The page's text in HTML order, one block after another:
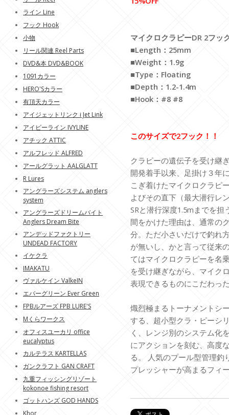
マイクロクラピーDR 2フッ
■Length：25mm
■Weight：1.9g
■Type：Floating
■Depth：1.2-1.4m
■Hook：#8 #8
このサイズで2フック！！
クラピーの遺伝子を受け継
開発着手以来、足掛け３年
こぎ着けたマイクロクラピ
よびその直下（最大潜行レ
SRと潜行深度1.5mまでを
間をかけた理由は、通常の
分。ただ小さいだけで釣れ
が無いし、かと言って従来
てはマイクロクラピーを名
を受け継ぎながら、マイク
表現できるものにこだわっ
熾烈極まるトーナメントシ
する、超小型クラ・ピーシ
く、レンジ別のシステム化
にアクションを刻む、高度
る。 人気のプール型管理釣
プレッシャーが高まるフィ
ライン Line
フック Hook
小物
リール関連 Reel Parts
DVD&本 DVD&BOOK
1091カラー
HERO'Sカラー
有頂天カラー
アイジェットリンク i Jet Link
アイビーライン IVYLINE
アチック ATTIC
アルフレッド ALFRED
アールグラット AALGLATT
R Lures
アングラーズシステム anglers
system
アングラーズドリームバイト
Anglers Dream Bite
アンデッドファクトリー
UNDEAD FACTORY
イケクラ
IMAKATU
ヴァルケイン ValkeIN
エバーグリーン Ever Green
FPBルアーズ FPB LURE'S
Mくらワークス
オフィスユーカリ office
eucalyptus
カルテラス KARTELLAS
ガンクラフト GAN CRAFT
九重フィッシングリゾート
kokonoe fishing resort
ゴットハンズ GOD HANDS
Khor